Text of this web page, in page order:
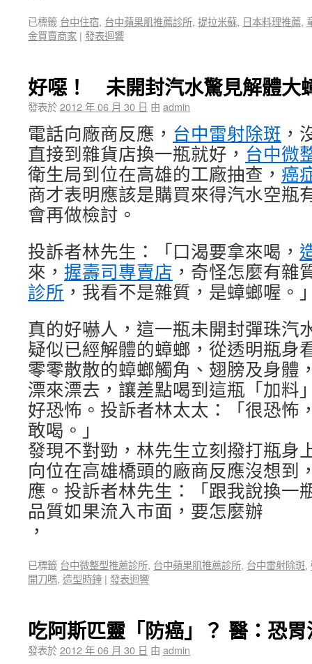
已標籤 台中住宿, 台中蘋果肌推薦診所, 提拉米蘇, 日本料理推薦,
金買賣商家 | 發表迴響
好噁！ 未開封汽水驚見解體大
發表於2012 年 06 月 30 日 由 admin
電話向廠商反應， 台中雷射除斑 ，
直接到雜貨店換一瓶就好， 台中微
衛生局到位在高雄的工廠抽查， 癌
商才表明應該是購買來得汽水空瓶
會再做檢討。
投訴者林先生：「口渴要拿來喝，
來， 握壽司專賣店 ，奇怪怎麼有雜
診所 ，我看不是雜質，是蟑螂喔。
真的好嚇人，這一瓶未開封彈珠汽
疑似已經解體的蟑螂，從透明瓶身
零零散散的蟑螂觸角、翅膀及身體
漂來漂去，讓差點喝到這瓶「加料
好恐怖。投訴者林太太：「很恐怖
敢喝。」
發現不對勁，林先生立刻撥打瓶身
向位在高雄橋頭的廠商反應沒想到
應。投訴者林先生：「跟我說換一
品質如果流入市面，要怎麼辦
，
已標籤 台中微整型推薦診所, 台中蘋果肌推薦診所, 台中雷射除斑,
開刀嗎, 造型時鐘 | 發表迴響
吃阿斯匹靈「防癌」？ 醫：恐
發表於2012 年 06 月 30 日 由 admin